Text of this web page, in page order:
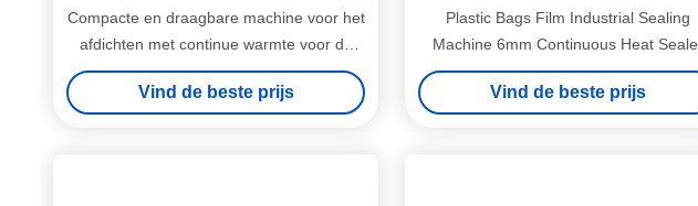
Compacte en draagbare machine voor het
afdichten met continue warmte voor de
chemische industrie
Vind de beste prijs
Plastic Bags Film Industrial Sealing
Machine 6mm Continuous Heat Sealer
Machine
Vind de beste prijs